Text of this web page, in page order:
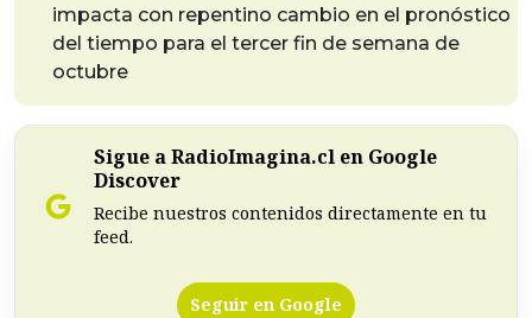
impacta con repentino cambio en el pronóstico
del tiempo para el tercer fin de semana de
octubre
Sigue a RadioImagina.cl en Google
Discover
Recibe nuestros contenidos directamente en tu
feed.
Seguir en Google